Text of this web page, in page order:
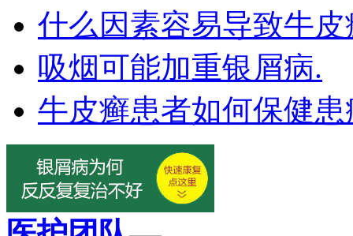
什么因素容易导致牛皮
吸烟可能加重银屑病.
牛皮癣患者如何保健